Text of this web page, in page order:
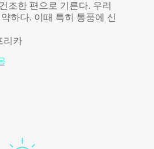
조한 편으로 기른다. 우리
하다. 이때 특히 통풍에 신
리카